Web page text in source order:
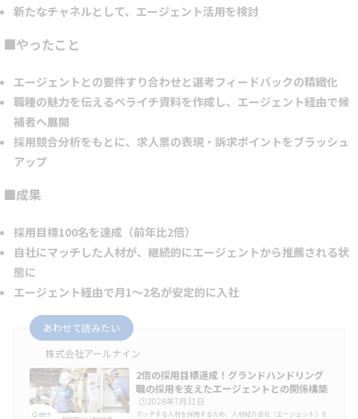
新たなチャネルとして、エージェント活用を検討
■やったこと
エージェントとの要件すり合わせと選考フィードバックの精緻化
職種の魅力を伝えるペライチ資料を作成し、エージェント経由で候
補者へ展開
採用競合分析をもとに、求人票の表現・訴求ポイントをブラッシュ
アップ
■成果
採用目標100名を達成（前年比2倍）
自社にマッチした人材が、継続的にエージェントから推薦される状
態に
エージェント経由で月1～2名が安定的に入社
あわせて読みたい
株式会社アールナイン
2倍の採用目標達成！グランドハンドリング
職の採用を支えたエージェントとの関係構築
🕒️2026年7月31日
マッチする人材を採用するため、人材紹介会社（エージェント）を